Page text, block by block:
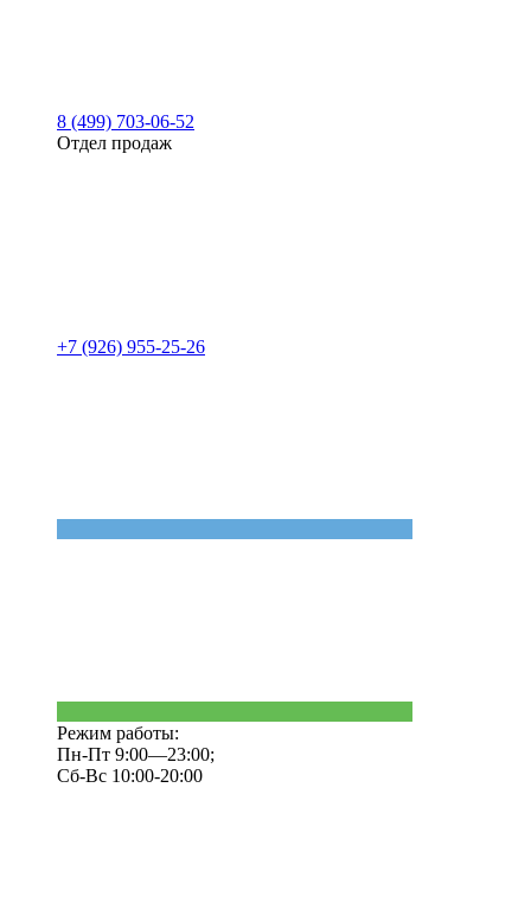
8 (499) 703-06-52
Отдел продаж
+7 (926) 955-25-26
Режим работы:
Пн-Пт 9:00—23:00;
Сб-Вс 10:00-20:00